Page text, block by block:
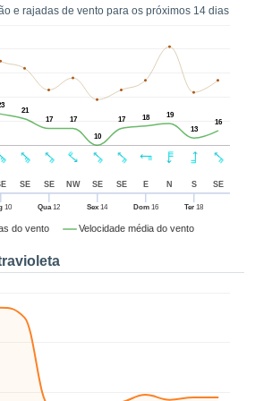
e rajadas de vento para os próximos 14 dias
do vento Velocidade média do vento
10 Qua12 Sex 14 Dom16 Ter 18
21
17
17
10
17 18
19
13
16
SE SE NW SE SE E N S SE